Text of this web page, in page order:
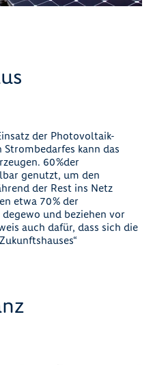
der Photovoltaik-
Strombedarfes kann das
60 %der
genutzt, um den
der Rest ins Netz
etwa 70 % der
und beziehen vor
auch dafür, dass sich die